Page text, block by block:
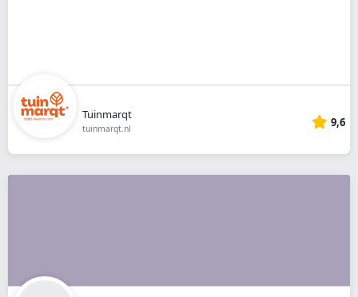
Tuinmarqt
tuinmarqt.nl 9,6